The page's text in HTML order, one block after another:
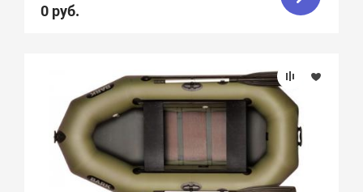
0 руб.